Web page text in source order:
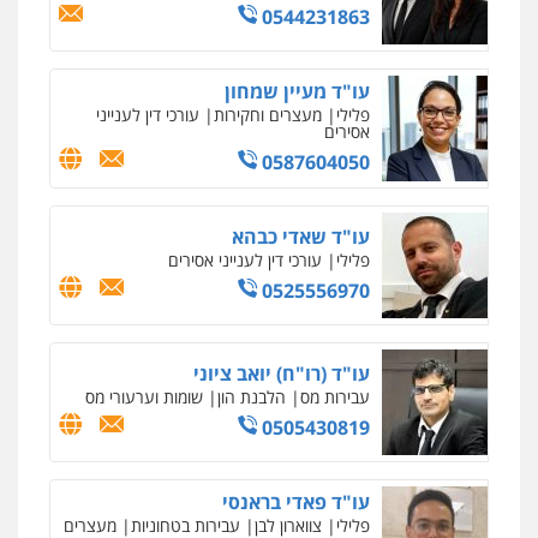
עו"ד שלומי שרון
פלילי צבאי מעצרים וחקירות
0547342002
עו"ד אלון קריטי
פלילי כלכלי אלימות
0525544654
עו"ד זוהר ארבל
קטינים
0538788878
0544231863
עו"ד מעיין שמחון
פלילי מעצרים וחקירות עורכי דין לענייני
אסירים
0587604050
עו"ד שאדי כבהא
פלילי עורכי דין לענייני אסירים
0525556970
עו"ד (רו"ח) יואב ציוני
עבירות מס הלבנת הון שומות וערעורי מס
0505430819
עו"ד פאדי בראנסי
פלילי צווארון לבן עבירות בטחוניות מעצרים